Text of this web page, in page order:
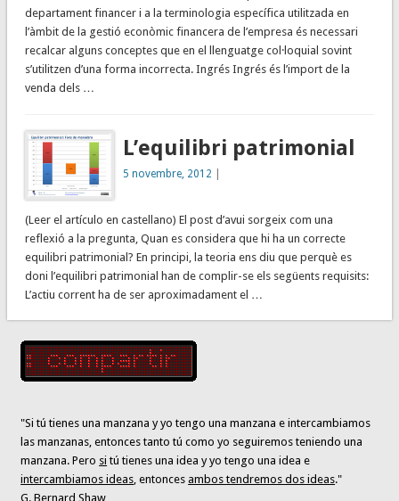
departament financer i a la terminologia específica utilitzada en
l’àmbit de la gestió econòmic financera de l’empresa és necessari
recalcar alguns conceptes que en el llenguatge col·loquial sovint
s’utilitzen d’una forma incorrecta. Ingrés Ingrés és l’import de la
venda dels …
L’equilibri patrimonial
5 novembre, 2012
(Leer el artículo en castellano) El post d’avui sorgeix com una
reflexió a la pregunta, Quan es considera que hi ha un correcte
equilibri patrimonial? En principi, la teoria ens diu que perquè es
doni l’equilibri patrimonial han de complir-se els següents requisits:
L’actiu corrent ha de ser aproximadament el …
"Si tú tienes una manzana y yo tengo una manzana e intercambiamos
las manzanas, entonces tanto tú como yo seguiremos teniendo una
manzana. Pero si tú tienes una idea y yo tengo una idea e
intercambiamos ideas, entoncesambos tendremos dos ideas."
G. Bernard Shaw